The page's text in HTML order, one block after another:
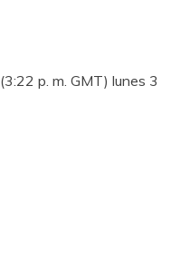
​​p. m. GMT) lunes 3